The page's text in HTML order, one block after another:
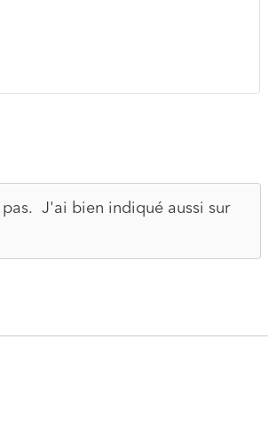
J'ai bien indiqué aussi sur